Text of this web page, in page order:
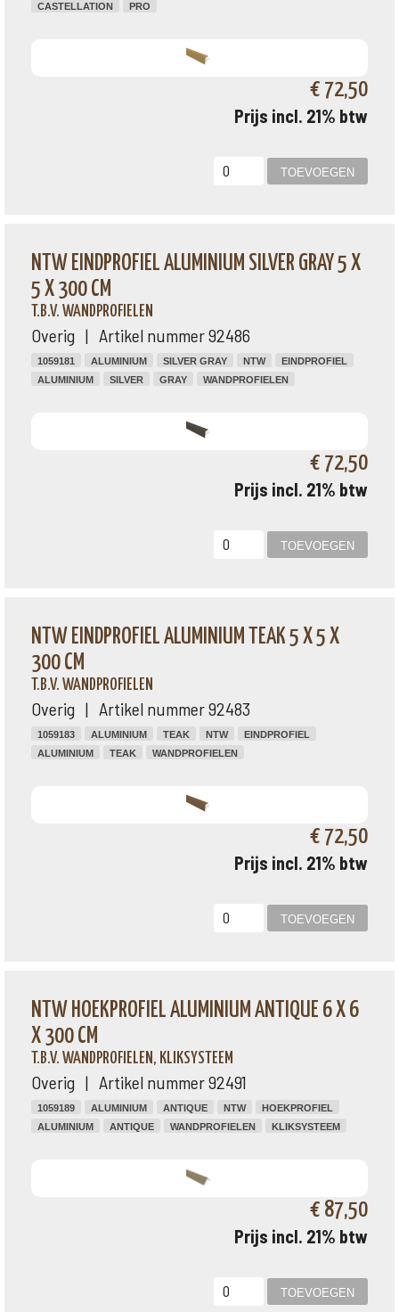
CASTELLATION
PRO
€ 72,50
Prijs incl. 21% btw
NTW EINDPROFIEL ALUMINIUM SILVER GRAY 5 X
5 X 300 CM
T.B.V. WANDPROFIELEN
Overig | Artikel nummer 92486
1059181 ALUMINIUM SILVER GRAY NTW
EINDPROFIEL
ALUMINIUM
SILVER GRAY WANDPROFIELEN
€ 72,50
Prijs incl. 21% btw
NTW EINDPROFIEL ALUMINIUM TEAK 5 X 5 X
300 CM
T.B.V. WANDPROFIELEN
Overig | Artikel nummer 92483
1059183 ALUMINIUM TEAK NTW
EINDPROFIEL
ALUMINIUM
TEAK WANDPROFIELEN
€ 72,50
Prijs incl. 21% btw
NTW HOEKPROFIEL ALUMINIUM ANTIQUE 6 X 6
X 300 CM
T.B.V. WANDPROFIELEN, KLIKSYSTEEM
Overig | Artikel nummer 92491
1059189 ALUMINIUM ANTIQUE NTW
HOEKPROFIEL
ALUMINIUM
ANTIQUE WANDPROFIELEN KLIKSYSTEEM
€ 87,50
Prijs incl. 21% btw